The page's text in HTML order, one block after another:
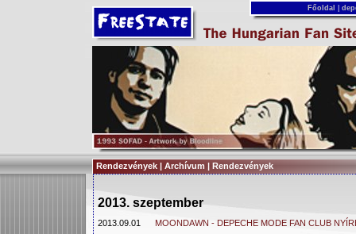
Főoldal
Rendezvények | Archívum | Rendezvények
2013. szeptember
2013.09.01 MOONDAWN - DEPECHE MODE FAN CLUB